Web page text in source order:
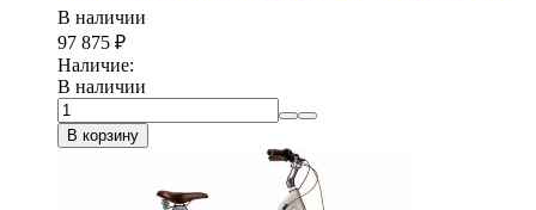
В наличии
97 875 ₽
Наличие:
В наличии
В корзину